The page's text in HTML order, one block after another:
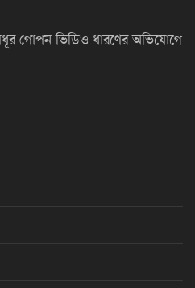
গোপন ভিডিও ধারণের অভিযোগে